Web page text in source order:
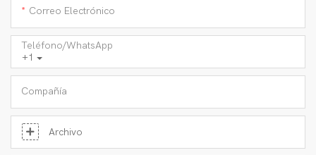
Correo Electrónico
+1
Teléfono/WhatsApp
Compañía
Archivo